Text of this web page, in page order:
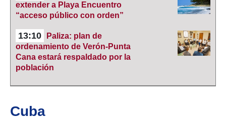
extender a Playa Encuentro
“acceso público con orden”
13:10
Paliza: plan de
ordenamiento de Verón-Punta
Cana estará respaldado por la
población
Cuba